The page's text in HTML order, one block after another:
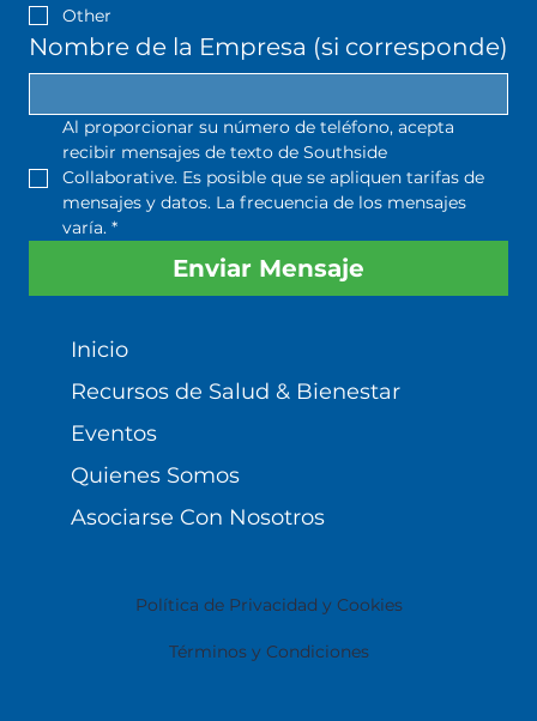
Política de Privacidad y Cookies
Términos y Condiciones
Other
Nombre de la Empresa (si corresponde)
Al proporcionar su número de teléfono, acepta
recibir mensajes de texto de Southside
Collaborative. Es posible que se apliquen tarifas de
mensajes y datos. La frecuencia de los mensajes
varía. *
Enviar Mensaje
Inicio
Recursos de Salud & Bienestar
Eventos
Quienes Somos
Asociarse Con Nosotros